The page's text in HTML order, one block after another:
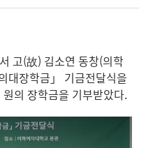
고(故) 김소연 동창(의학
대장학금」 기금전달식을
의 장학금을 기부받았다.